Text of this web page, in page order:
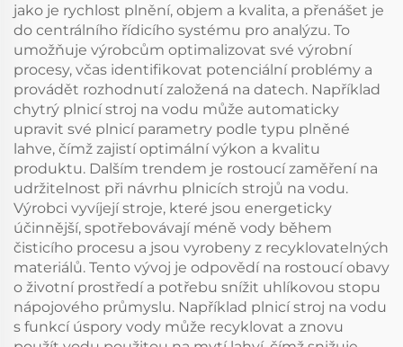
jako je rychlost plnění, objem a kvalita, a přenášet je
do centrálního řídicího systému pro analýzu. To
umožňuje výrobcům optimalizovat své výrobní
procesy, včas identifikovat potenciální problémy a
provádět rozhodnutí založená na datech. Například
chytrý plnicí stroj na vodu může automaticky
upravit své plnicí parametry podle typu plněné
lahve, čímž zajistí optimální výkon a kvalitu
produktu. Dalším trendem je rostoucí zaměření na
udržitelnost při návrhu plnicích strojů na vodu.
Výrobci vyvíjejí stroje, které jsou energeticky
účinnější, spotřebovávají méně vody během
čisticího procesu a jsou vyrobeny z recyklovatelných
materiálů. Tento vývoj je odpovědí na rostoucí obavy
o životní prostředí a potřebu snížit uhlíkovou stopu
nápojového průmyslu. Například plnicí stroj na vodu
s funkcí úspory vody může recyklovat a znovu